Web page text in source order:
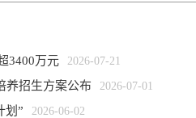
3400万元 2026-07-21
养招生方案公布 2026-07-01
划” 2026-06-02